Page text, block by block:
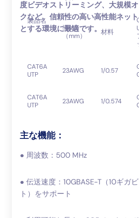
度ビデオストリーミング、大規模
クなど、信頼性の高い高性能ネッ
とする環境に最適です。
製品名
導体
（mm）
材料
CAT6A
UTP
23AWG 1/0.57
CAT6A
UTP
23AWG 1/0.574
主な機能：
● 周波数：500 MHz
● 伝送速度：10GBASE-T（10ギガ
ト）をサポート